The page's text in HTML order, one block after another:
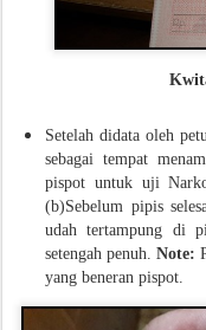
Setelah didata oleh
sebagai tempat
pispot untuk uji
(b)Sebelum pipis
udah tertampung di
setengah penuh. Note:
yang beneran pispot.